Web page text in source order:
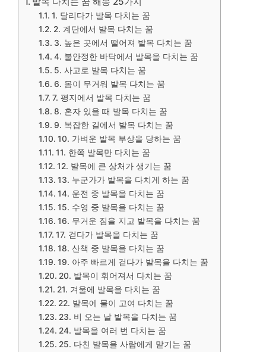
1. 달리다가 발목 다치는 꿈
2. 계단에서 발목 다치는 꿈
3. 높은 곳에서 떨어져 발목 다치는 꿈
4. 불안정한 바닥에서 발목을 다치는 꿈
5. 사고로 발목 다치는 꿈
6. 몸이 무거워 발목 다치는 꿈
7. 평지에서 발목 다치는 꿈
8. 혼자 있을 때 발목 다치는 꿈
9. 복잡한 길에서 발목 다치는 꿈
10. 가벼운 발목 부상을 당하는 꿈
11. 한쪽 발목만 다치는 꿈
12. 발목에 큰 상처가 생기는 꿈
13. 누군가가 발목을 다치게 하는 꿈
14. 운전 중 발목을 다치는 꿈
15. 수영 중 발목을 다치는 꿈
16. 무거운 짐을 지고 발목을 다치는 꿈
17. 걷다가 발목을 다치는 꿈
18. 산책 중 발목을 다치는 꿈
19. 아주 빠르게 걷다가 발목을 다치는 꿈
20. 발목이 휘어져서 다치는 꿈
21. 겨울에 발목을 다치는 꿈
22. 발목에 물이 고여 다치는 꿈
23. 비 오는 날 발목을 다치는 꿈
24. 발목을 여러 번 다치는 꿈
25. 다친 발목을 사람에게 맡기는 꿈